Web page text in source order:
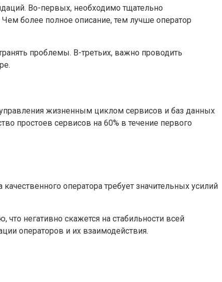
Во-первых, необходимо тщательно
более полное описание, тем лучше оператор
проблемы. В-третьих, важно проводить
жизненным циклом сервисов и баз данных
простоев сервисов на 60% в течение первого
оператора требует значительных усилий
негативно скажется на стабильности всей
операторов и их взаимодействия.